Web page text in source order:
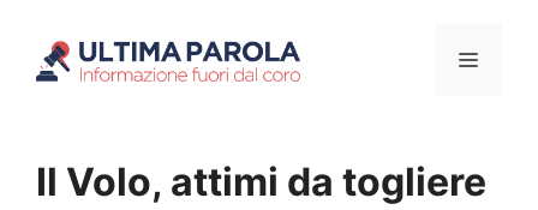
Menu
Il Volo, attimi da togliere